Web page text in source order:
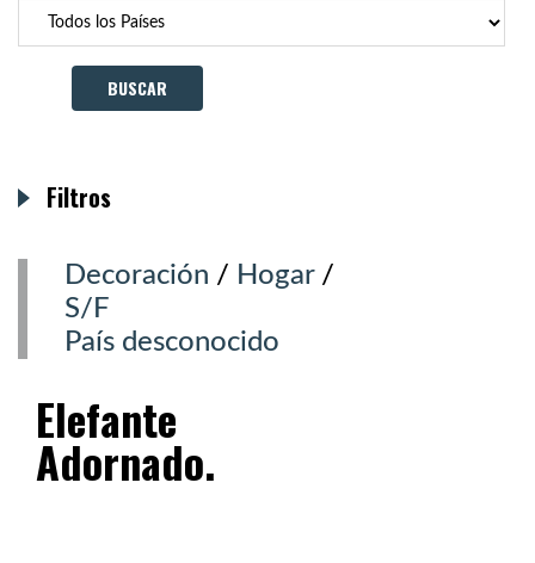
Decoración / Hogar/
S/F
País desconocido
Elefante
Adornado.
Filtros